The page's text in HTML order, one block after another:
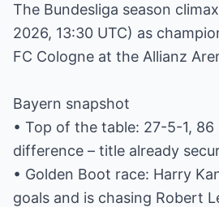
The Bundesliga season
2026, 13:30 UTC) as
FC Cologne at the Allianz
Bayern snapshot
• Top of the table: 27-5-1,
difference – title already
• Golden Boot race: Harry
goals and is chasing Robert